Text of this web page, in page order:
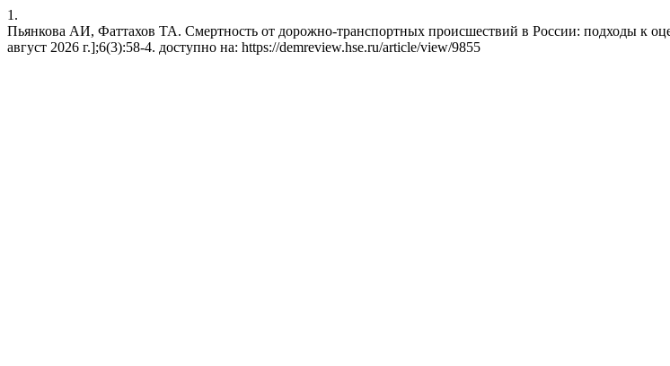
1.
Пьянкова АИ, Фаттахов ТА. Смертность от дорожно-транспортных происшествий в России: подходы к
август 2026 г.];6(3):58-4. доступно на: https://demreview.hse.ru/article/view/9855